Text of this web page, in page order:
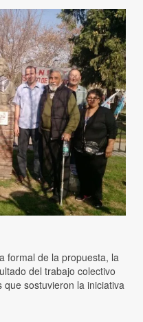
formal de la propuesta, la
del trabajo colectivo
sostuvieron la iniciativa